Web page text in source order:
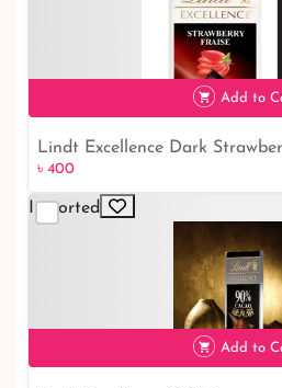
৳ 400
Add to
Lindt Excellence Dark
৳ 400
Imported
Add to